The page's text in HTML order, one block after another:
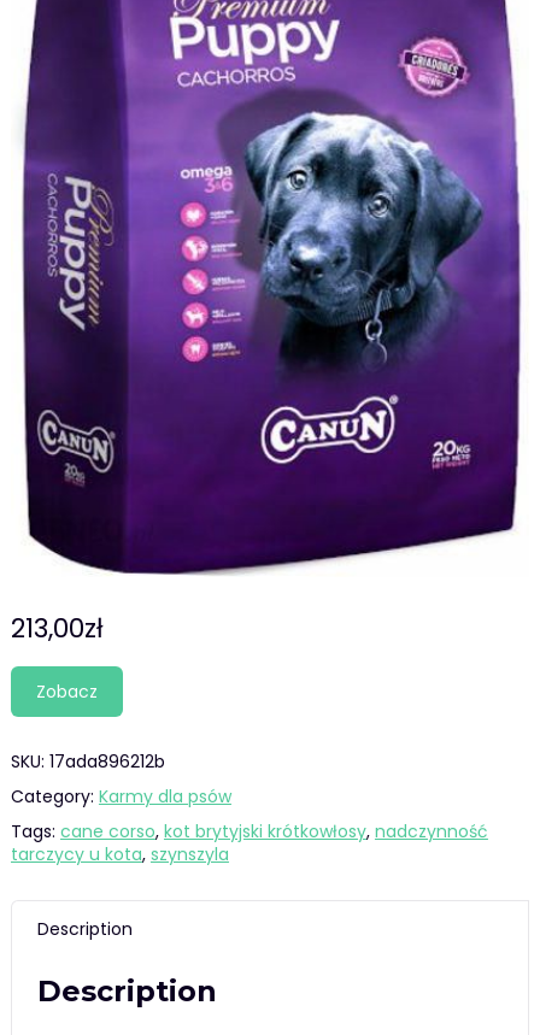
213,00zł
Zobacz
SKU: 17ada896212b
Category: Karmy dla psów
Tags: cane corso, kot brytyjski krótkowłosy, nadczynność
tarczycy u kota, szynszyla
Description
Description